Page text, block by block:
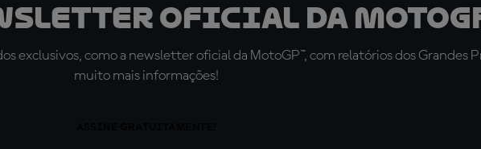
oficial da
exclusivos, como a newsletter oficial da MotoGP™, com relatórios dos Grandes
muito mais informações!